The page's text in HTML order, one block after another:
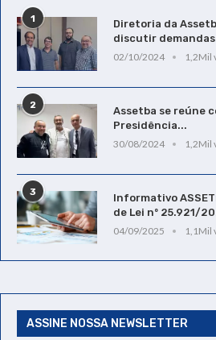
1
Diretoria da
discutir
02/10/2024
1,2Mil
2
Assetba se reúne
Presidência...
30/08/2024
1,2Mil
3
Informativo
de Lei nº 25.921/
04/09/2025
1,1Mil
ASSINE NOSSA NEWSLETTER